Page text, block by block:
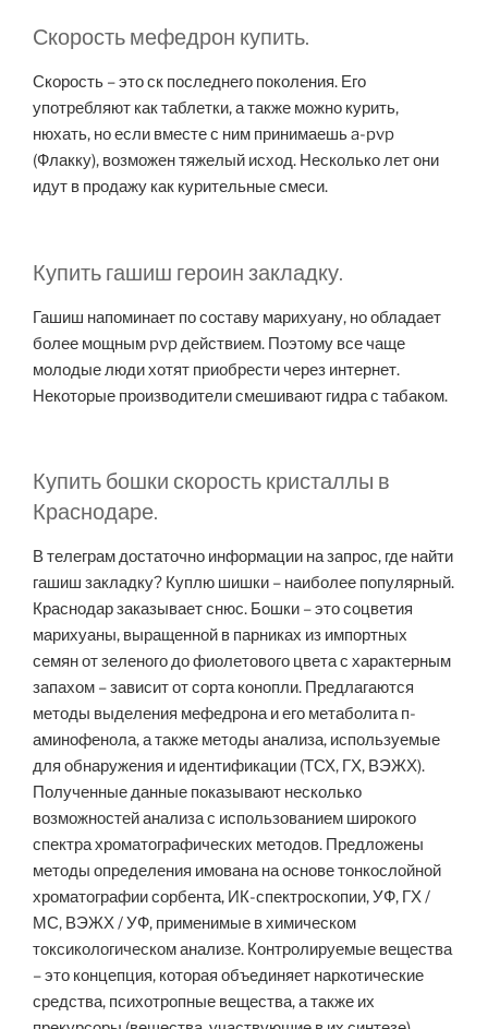
Скорость мефедрон купить.
Скорость – это ск последнего поколения. Его
употребляют как таблетки, а также можно курить,
нюхать, но если вместе с ним принимаешь a-pvp
(Флакку), возможен тяжелый исход. Несколько лет они
идут в продажу как курительные смеси.
Купить гашиш героин закладку.
Гашиш напоминает по составу марихуану, но обладает
более мощным pvp действием. Поэтому все чаще
молодые люди хотят приобрести через интернет.
Некоторые производители смешивают гидра с табаком.
Купить бошки скорость кристаллы в
Краснодаре.
В телеграм достаточно информации на запрос, где найти
гашиш закладку? Куплю шишки – наиболее популярный.
Краснодар заказывает снюс. Бошки – это соцветия
марихуаны, выращенной в парниках из импортных
семян от зеленого до фиолетового цвета с характерным
запахом – зависит от сорта конопли. Предлагаются
методы выделения мефедрона и его метаболита п-
аминофенола, а также методы анализа, используемые
для обнаружения и идентификации (ТСХ, ГХ, ВЭЖХ).
Полученные данные показывают несколько
возможностей анализа с использованием широкого
спектра хроматографических методов. Предложены
методы определения имована на основе тонкослойной
хроматографии сорбента, ИК-спектроскопии, УФ, ГХ /
МС, ВЭЖХ / УФ, применимые в химическом
токсикологическом анализе. Контролируемые вещества
– это концепция, которая объединяет наркотические
средства, психотропные вещества, а также их